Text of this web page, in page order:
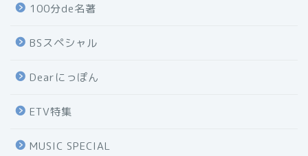
100分de名著
BSスペシャル
Dearにっぽん
ETV特集
MUSIC SPECIAL